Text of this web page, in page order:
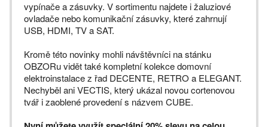
vypínače a zásuvky. V sortimentu najdete i žaluziové
ovladače nebo komunikační zásuvky, které zahrnují
USB, HDMI, TV a SAT.
Kromě této novinky mohli návštěvníci na stánku
OBZORu vidět také kompletní kolekce domovní
elektroinstalace z řad DECENTE, RETRO a ELEGANT.
Nechyběl ani VECTIS, který ukázal novou cortenovou
tvář i zaoblené provedení s názvem CUBE.